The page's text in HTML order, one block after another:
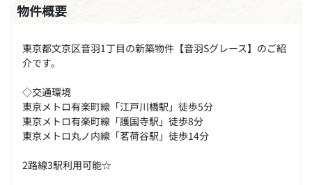
物件概要
東京都文京区音羽1丁目の新築物件【音羽Sグレース】のご紹
介です。
◇交通環境
東京メトロ有楽町線「江戸川橋駅」徒歩5分
東京メトロ有楽町線「護国寺駅」徒歩8分
東京メトロ丸ノ内線「茗荷谷駅」徒歩14分
2路線3駅利用可能☆